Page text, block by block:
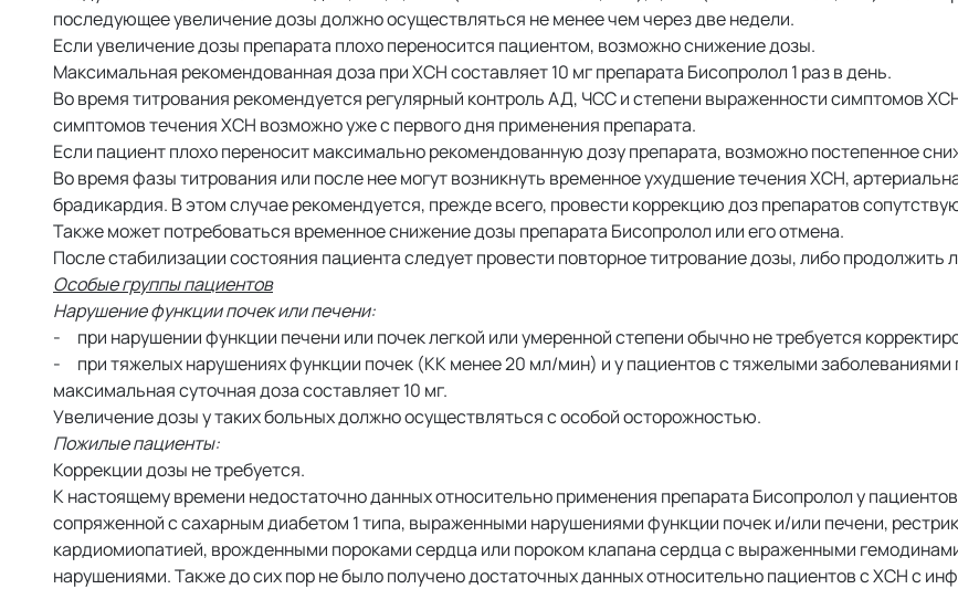
последующее увеличение дозы должно осуществляться не менее чем через две недели.
Если увеличение дозы препарата плохо переносится пациентом, возможно снижение дозы.
Максимальная рекомендованная доза при ХСН составляет 10 мг препарата Бисопролол 1 раз в день.
Во время титрования рекомендуется регулярный контроль АД, ЧСС и степени выраженности симптомов
симптомов течения ХСН возможно уже с первого дня применения препарата.
Если пациент плохо переносит максимально рекомендованную дозу препарата, возможно постепенное
Во время фазы титрования или после нее могут возникнуть временное ухудшение течения ХСН,
брадикардия. В этом случае рекомендуется, прежде всего, провести коррекцию доз препаратов
Также может потребоваться временное снижение дозы препарата Бисопролол или его отмена.
После стабилизации состояния пациента следует провести повторное титрование дозы, либо продолжить
Особые группы пациентов
Нарушение функции почек или печени:
- при нарушении функции печени или почек легкой или умеренной степени обычно не требуется
- при тяжелых нарушениях функции почек (КК менее 20 мл/мин) и у пациентов с тяжелыми заболеваниями
максимальная суточная доза составляет 10 мг.
Увеличение дозы у таких больных должно осуществляться с особой осторожностью.
Пожилые пациенты:
Коррекции дозы не требуется.
К настоящему времени недостаточно данных относительно применения препарата Бисопролол у
сопряженной с сахарным диабетом 1 типа, выраженными нарушениями функции почек и/или печени,
кардиомиопатией, врожденными пороками сердца или пороком клапана сердца с выраженными
нарушениями. Также до сих пор не было получено достаточных данных относительно пациентов с ХСН с